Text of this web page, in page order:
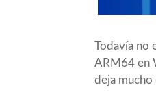
Todavía no
ARM64 en
deja mucho